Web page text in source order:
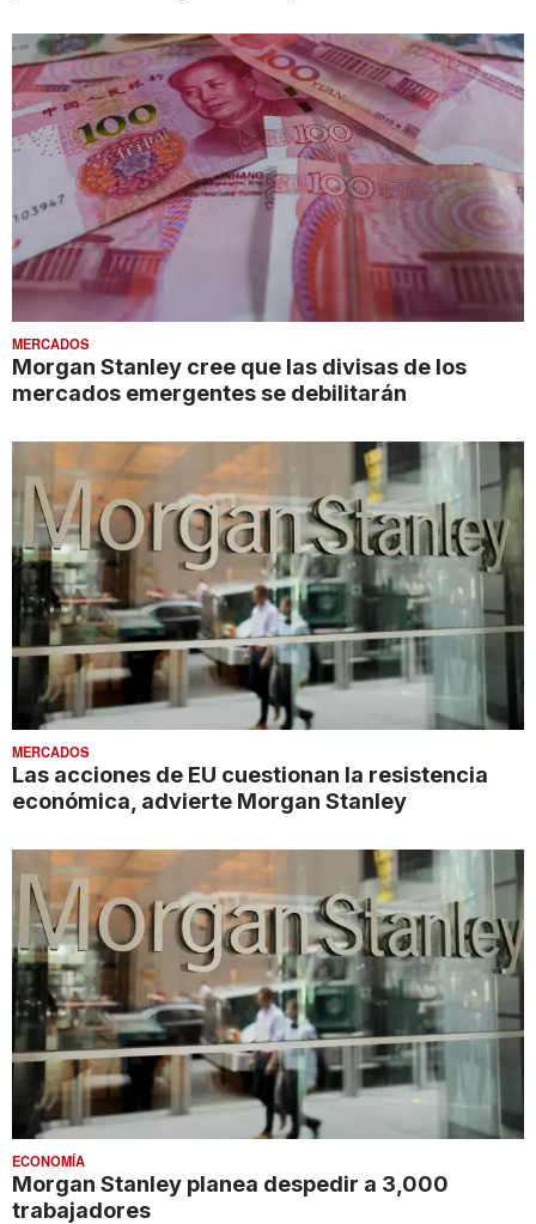
MERCADOS
Morgan Stanley cree que las divisas de los
mercados emergentes se debilitarán
MERCADOS
Las acciones de EU cuestionan la resistencia
económica, advierte Morgan Stanley
ECONOMÍA
Morgan Stanley planea despedir a 3,000
trabajadores